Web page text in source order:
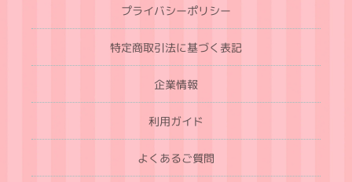
プライバシーポリシー
特定商取引法に基づく表記
企業情報
利用ガイド
よくあるご質問